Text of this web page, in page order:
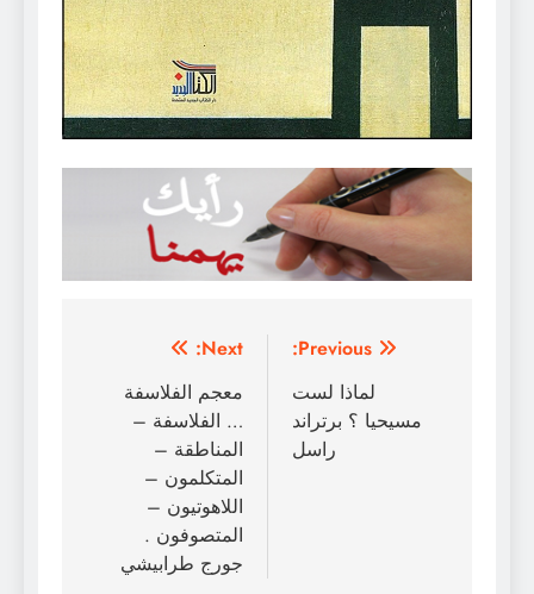
Previous:
لماذا لست
مسيحيا ؟ برتراند
Next:
معجم الفلاسفة
… الفلاسفة –
المناطقة –
المتكلمون –
اللاهوتيون –
المتصوفون .
جورج طرابيشي